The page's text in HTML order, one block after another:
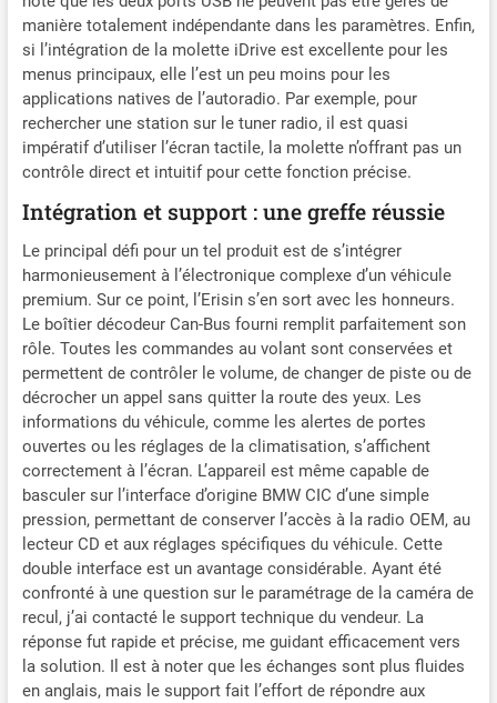
élevé. ✪【Compatible
Modèles】Cet autoradio
carplay convient aux
véhicules BMW X5 E70
(2011-2013) système CIC
avec écran OEM de 6.5"/8" ;
BMW X6 E71 (2011-2013)
système CIC avec écran
OEM de 6.5"/8".
【Remarque importante】
1. Veuillez vérifier la forme
et les dimensions de la
console centrale de votre
véhicule ou de l'autoradio
d'origine avant l'achat. 2. Ce
ES4770IL est compatible
avec le système CIC
UNIQUEMENT. Vérifiez que
le système de votre véhicule
est CIC. Si vous avez un
BMW X5 E70 / X6 E71
(2008-2010) avec système
CCC, veuillez nous
contacter pour acheter
l'autre modèle ES4770CL
(ASIN B0D5M6QS48).
manière totalement indépendante dans les paramètres. Enfin,
si l’intégration de la molette iDrive est excellente pour les
menus principaux, elle l’est un peu moins pour les
applications natives de l’autoradio. Par exemple, pour
rechercher une station sur le tuner radio, il est quasi
impératif d’utiliser l’écran tactile, la molette n’offrant pas un
contrôle direct et intuitif pour cette fonction précise.
Intégration et support : une greffe réussie
Le principal défi pour un tel produit est de s’intégrer
harmonieusement à l’électronique complexe d’un véhicule
premium. Sur ce point, l’Erisin s’en sort avec les honneurs.
Le boîtier décodeur Can-Bus fourni remplit parfaitement son
rôle. Toutes les commandes au volant sont conservées et
permettent de contrôler le volume, de changer de piste ou de
décrocher un appel sans quitter la route des yeux. Les
informations du véhicule, comme les alertes de portes
ouvertes ou les réglages de la climatisation, s’affichent
correctement à l’écran. L’appareil est même capable de
basculer sur l’interface d’origine BMW CIC d’une simple
pression, permettant de conserver l’accès à la radio OEM, au
lecteur CD et aux réglages spécifiques du véhicule. Cette
double interface est un avantage considérable. Ayant été
confronté à une question sur le paramétrage de la caméra de
recul, j’ai contacté le support technique du vendeur. La
réponse fut rapide et précise, me guidant efficacement vers
la solution. Il est à noter que les échanges sont plus fluides
en anglais, mais le support fait l’effort de répondre aux